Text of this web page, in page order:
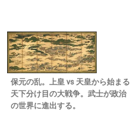
保元の乱。上皇 vs 天皇から始まる
天下分け目の大戦争。武士が政治
の世界に進出する。